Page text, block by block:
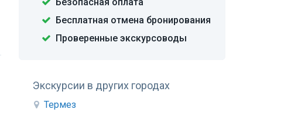
Бесплатная отмена бронирования
Проверенные экскурсоводы
Экскурсии в других городах
Термез